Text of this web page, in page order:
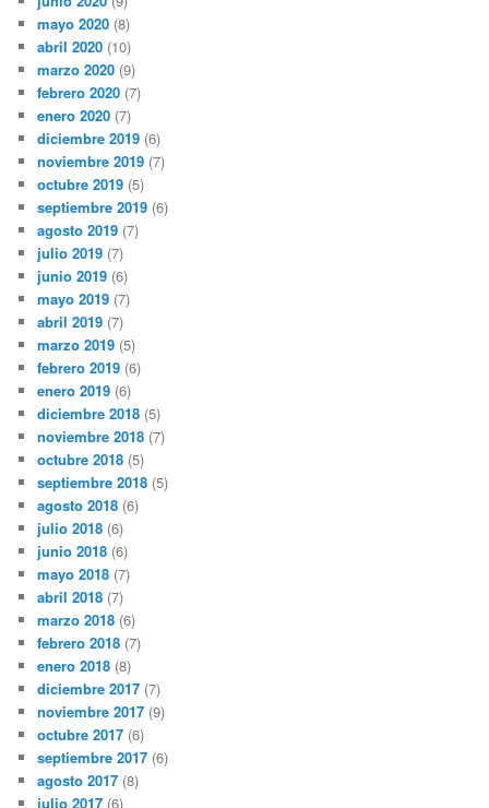
mayo 2020 (8)
abril 2020 (10)
marzo 2020 (9)
febrero 2020 (7)
enero 2020 (7)
diciembre 2019 (6)
noviembre 2019 (7)
octubre 2019 (5)
septiembre 2019 (6)
agosto 2019 (7)
julio 2019 (7)
junio 2019 (6)
mayo 2019 (7)
abril 2019 (7)
marzo 2019 (5)
febrero 2019 (6)
enero 2019 (6)
diciembre 2018 (5)
noviembre 2018 (7)
octubre 2018 (5)
septiembre 2018 (5)
agosto 2018 (6)
julio 2018 (6)
junio 2018 (6)
mayo 2018 (7)
abril 2018 (7)
marzo 2018 (6)
febrero 2018 (7)
enero 2018 (8)
diciembre 2017 (7)
noviembre 2017 (9)
octubre 2017 (6)
septiembre 2017 (6)
agosto 2017 (8)
julio 2017 (6)